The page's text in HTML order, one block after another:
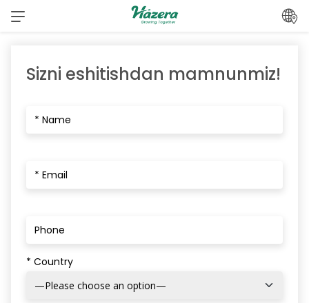
Mundarijaga
o‘ting
Sizni eshitishdan mamnunmiz!
* Country